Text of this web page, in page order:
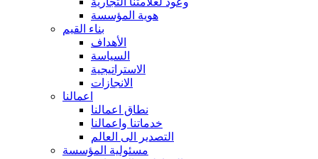
هوية المؤسسة
بناء القيم
الأهداف
السياسة
الاستراتيجية
الانجازات
اعمالنا
نطاق اعمالنا
خدماتنا واعمالنا
التصدير الى العالم
مسئولية المؤسسة